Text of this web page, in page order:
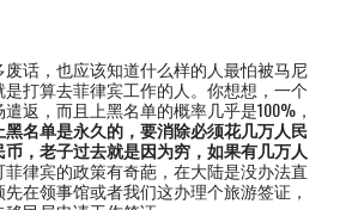
话，也应该知道什么样的人最怕被马尼
打算去菲律宾工作的人。你想想，一个
返，而且上黑名单的概率几乎是100%，
黑名单是永久的，要消除必须花几万人民
，老子过去就是因为穷，如果有几万人
菲律宾的政策有奇葩，在大陆是没办法直
在领事馆或者我们这办理个旅游签证，